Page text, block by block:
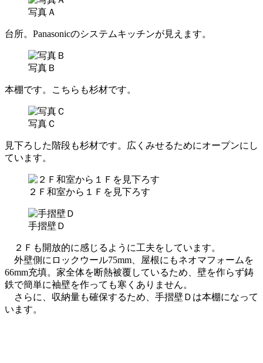
写真Ａ
台所。Panasonicのシステムキッチンが見えます。
写真Ｂ
本棚です。こちらも杉材です。
写真Ｃ
見下ろした階段も杉材です。広くみせるためにオープンにし
ています。
２Ｆ和室から１Ｆを見下ろす
手摺壁Ｄ
２Ｆも開放的に感じるように工夫をしています。
外壁側にロックウール75mm、屋根にもネオマフォームを
66mm充填。家全体を断熱被覆しているため、壁を作らず鋳
鉄で簡単に袖壁を作っても寒くありません。
さらに、収納量も確保するため、手摺壁Ｄは本棚になって
います。